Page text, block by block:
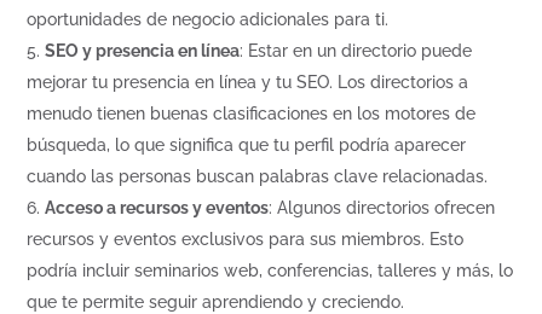
oportunidades de negocio adicionales para ti.
SEO y presencia en línea: Estar en un directorio puede
mejorar tu presencia en línea y tu SEO. Los directorios a
menudo tienen buenas clasificaciones en los motores de
búsqueda, lo que significa que tu perfil podría aparecer
cuando las personas buscan palabras clave relacionadas.
Acceso a recursos y eventos: Algunos directorios ofrecen
recursos y eventos exclusivos para sus miembros. Esto
podría incluir seminarios web, conferencias, talleres y más, lo
que te permite seguir aprendiendo y creciendo.